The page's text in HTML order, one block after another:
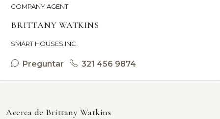
COMPANY AGENT
BRITTANY WATKINS
SMART HOUSES INC.
Preguntar 321 456 9874
Acerca de Brittany Watkins